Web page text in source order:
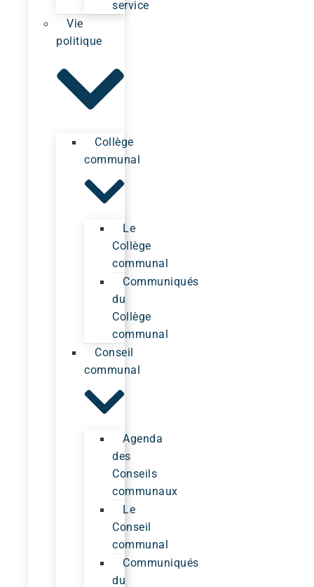
service
Vie
politique
Collège
communal
Le
Collège
communal
Communiqués
du
Collège
communal
Conseil
communal
Agenda
des
Conseils
communaux
Le
Conseil
communal
Communiqués
du